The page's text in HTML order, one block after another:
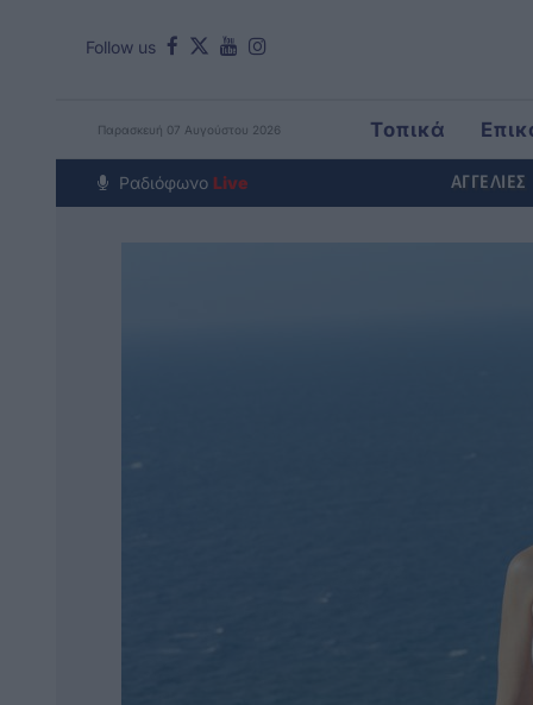
Follow us
Παρασκευή 07 Αυγούστου 2026 Τοπικά
Around The
Ραδιόφωνο Live ΑΓΓΕΛΙΕΣ